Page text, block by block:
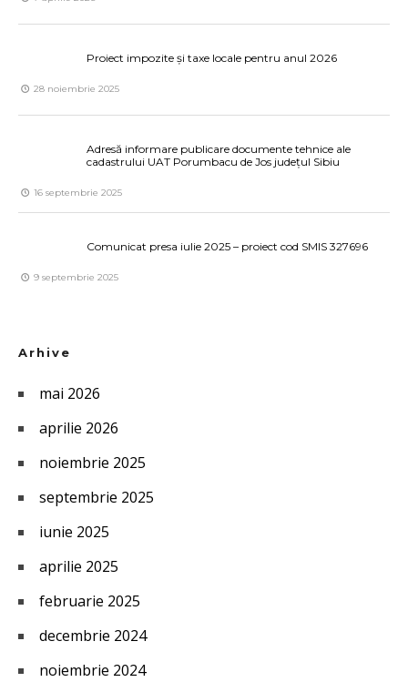
Proiect impozite și taxe locale pentru anul 2026
28 noiembrie 2025
Adresă informare publicare documente tehnice ale
cadastrului UAT Porumbacu de Jos județul Sibiu
16 septembrie 2025
Comunicat presa iulie 2025 – proiect cod SMIS 327696
9 septembrie 2025
Arhive
mai 2026
aprilie 2026
noiembrie 2025
septembrie 2025
iunie 2025
aprilie 2025
februarie 2025
decembrie 2024
noiembrie 2024